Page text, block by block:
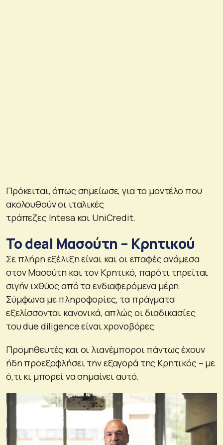
Πρόκειται, όπως σημείωσε, για το μοντέλο που
ακολουθούν οι ιταλικές
τράπεζες Intesa και UniCredit.
Το deal Μασούτη – Κρητικού
Σε πλήρη εξέλιξη είναι και οι επαφές ανάμεσα
στον Μασούτη και τον Κρητικό, παρότι τηρείται
σιγήν ιχθύος από τα ενδιαφερόμενα μέρη.
Σύμφωνα με πληροφορίες, τα πράγματα
εξελίσσονται κανονικά, απλώς οι διαδικασίες
του due diligence είναι χρονοβόρες
Προμηθευτές και οι λιανέμποροι πάντως έχουν
ήδη προεξοφλήσει την εξαγορά της Κρητικός – με
ό,τι κι μπορεί να σημαίνει αυτό.